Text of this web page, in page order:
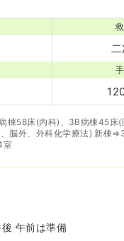
棟58床(内科)、3B病棟45床
脳外、外科化学療法) 新棟
室
午前は準備